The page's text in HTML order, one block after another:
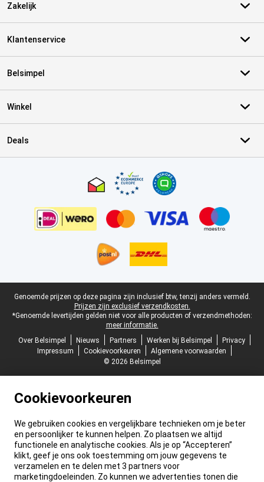
Zakelijk
Klantenservice
Belsimpel
Winkel
Deals
Juridische voettekst
Genoemde prijzen op deze pagina zijn inclusief btw, tenzij anders vermeld.
Prijzen zijn exclusief verzendkosten.
*Genoemde levertijden gelden niet voor alle producten of verzendmethoden:
meer informatie.
Over Belsimpel
Nieuws Partners Werken bij Belsimpel
Privacy
Impressum
Cookievoorkeuren
Algemene voorwaarden
© 2026 Belsimpel
Cookievoorkeuren
We gebruiken cookies en vergelijkbare technieken om je beter
en persoonlijker te kunnen helpen. Zo plaatsen we altijd
functionele en analytische cookies. Als je op “Accepteren”
klikt, geef je ons ook toestemming om jouw gegevens te
verzamelen en te delen met 3 partners voor
marketingdoeleinden. Zo kunnen we advertenties tonen die